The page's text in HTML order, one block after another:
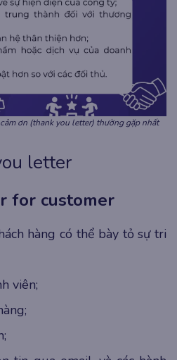
ơn (thank you letter) thường gặp nhất
letter
for customer
hàng có thể bày tỏ sự tri
viên;